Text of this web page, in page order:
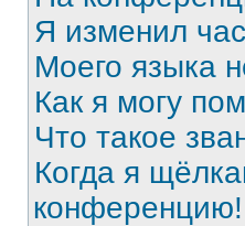
Я изменил
Моего языка
Как я могу
Что такое
Когда я
конференцию!